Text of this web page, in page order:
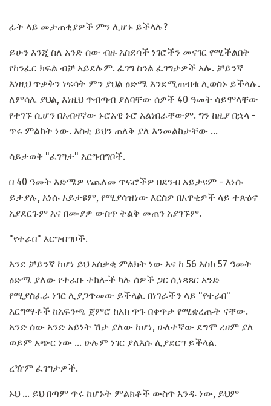
ፊት ላይ መታጠቂያዎች ምን ሊሆኑ ይችላሉ?
ይሁን እንጂ ስለ አንድ ሰው ብዙ አስደሳች ነገሮችን መናገር የሚችልበት
የከንፈር ክፍል ብቻ አይደሉም. ፈገግ ስንል ፈገግታዎች አሉ. ቻይንኛ
እነዚህ ጥቃቅን ነፍሳት ምን ያህል ዕድሜ እንደሚጠብቁ ሊወስኑ ይችላሉ.
ለምሳሌ ያህል, እነዚህ ጥብጣብ ያለባቸው ሰዎች 40 ዓመት ሳይሞላቸው
የተገኙ ሲሆን በአብዛኛው ኑሮአዊ ኑሮ አልነበራቸውም. ግን ከዚያ በኋላ -
ጥሩ ምልክት ነው. እስቲ ይህን ጠለቅ ያለ እንመልከታቸው ...
ሳይታወቅ "ፈገግታ" እርግብግቦች.
በ 40 ዓመት እድሜዎ የጨለመ ጥፍሮችዎ በደንብ አይታዩም - እነሱ
ይታያሉ, እነሱ አይታዩም, የሚያሳዝነው እርስዎ በአዋቂዎች ላይ ተጽዕኖ
አያደርጉም እና በሙያዎ ውስጥ ትልቅ መጠን አያገኙም.
"የተራበ" እርግብግቦች.
እንደ ቻይንኛ ከሆነ ይህ አሰቃቂ ምልክት ነው እና ከ 56 እስከ 57 ዓመት
ዕድሜ ያለው የተራቡ ተክሎች ካሉ ሰዎች ጋር ሲነጻጸር አንድ
የሚያስፈራ ነገር ሊያጋጥመው ይችላል. በነገራችን ላይ "የተራበ"
እርግማቶች ከአፍንጫ ጀምሮ ከአክ ጥጉ በቀጥታ የሚቋረጡት ናቸው.
አንድ ሰው አንድ አይነት ሽታ ያለው ከሆነ, ሁለተኛው ደግሞ ረዘም ያለ
ወይም አጭር ነው ... ሁሉም ነገር ያለእሱ ሊያደርግ ይችላል.
ረዥም ፈገግታዎች.
ኦህ ... ይህ በጣም ጥሩ ከሆኑት ምልክቶች ውስጥ አንዱ ነው, ይህም